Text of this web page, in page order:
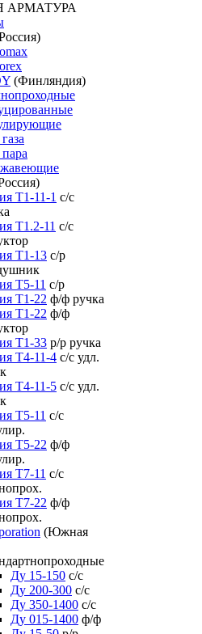
АРМАТУРА
(Финляндия)
Т1-11-1 с/с
Т1.2-11 с/с
Т1-13 с/р
T5-11 с/р
Т1-22 ф/ф ручка
Т1-22 ф/ф
T1-33 р/р ручка
Т4-11-4 с/с удл.
Т4-11-5 с/с удл.
Т5-11 с/с
Т5-22 ф/ф
Т7-11 с/с
Т7-22 ф/ф
(Южная
Ду 15-150 с/с
Ду 200-300 с/с
Ду 350-1400 с/с
Ду 015-1400 ф/ф